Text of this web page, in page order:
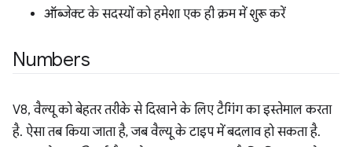
ऑब्जेक्ट के सदस्यों को हमेशा एक ही क्रम में शुरू करें
Numbers
V8, वैल्यू को बेहतर तरीके से दिखाने के लिए टैगिंग का इस्तेमाल करता
है. ऐसा तब किया जाता है, जब वैल्यू के टाइप में बदलाव हो सकता है.